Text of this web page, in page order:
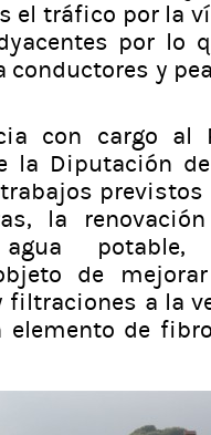
el tráfico por la
por lo
conductores y
con cargo al
la Diputación
la
potable,
de
a la
de